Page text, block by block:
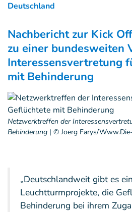
Deutschland
Nachbericht zur Kick
zu einer bundesweiten
Interessensvertretung
mit Behinderung
Netzwerktreffen der
Behinderung | © Joerg Farys/
„Deutschlandweit gibt es
Leuchtturmprojekte, die
Behinderung bei ihrem